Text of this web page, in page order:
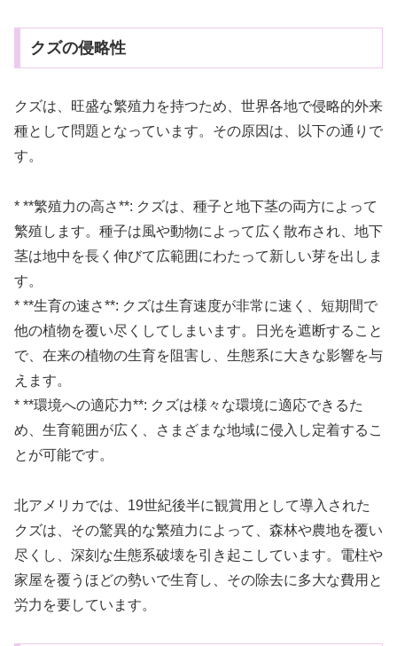
クズの侵略性
クズは、旺盛な繁殖力を持つため、世界各地で侵略的外来
種として問題となっています。その原因は、以下の通りで
す。
* **繁殖力の高さ**: クズは、種子と地下茎の両方によって
繁殖します。種子は風や動物によって広く散布され、地下
茎は地中を長く伸びて広範囲にわたって新しい芽を出しま
す。
* **生育の速さ**: クズは生育速度が非常に速く、短期間で
他の植物を覆い尽くしてしまいます。日光を遮断すること
で、在来の植物の生育を阻害し、生態系に大きな影響を与
えます。
* **環境への適応力**: クズは様々な環境に適応できるた
め、生育範囲が広く、さまざまな地域に侵入し定着するこ
とが可能です。
北アメリカでは、19世紀後半に観賞用として導入された
クズは、その驚異的な繁殖力によって、森林や農地を覆い
尽くし、深刻な生態系破壊を引き起こしています。電柱や
家屋を覆うほどの勢いで生育し、その除去に多大な費用と
労力を要しています。